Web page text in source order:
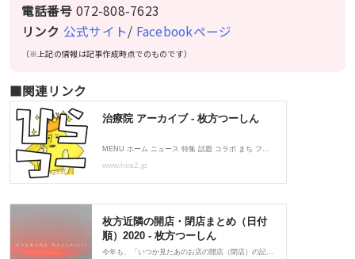
電話番号 072-808-7623
リンク 公式サイト/ Facebookページ
（※上記の情報は記事作成時点でのものです）
■関連リンク